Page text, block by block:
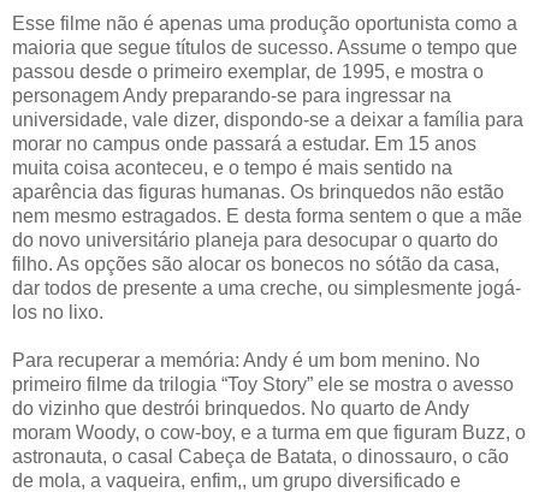
Esse filme não é apenas uma produção oportunista como a
maioria que segue títulos de sucesso. Assume o tempo que
passou desde o primeiro exemplar, de 1995, e mostra o
personagem Andy preparando-se para ingressar na
universidade, vale dizer, dispondo-se a deixar a família para
morar no campus onde passará a estudar. Em 15 anos
muita coisa aconteceu, e o tempo é mais sentido na
aparência das figuras humanas. Os brinquedos não estão
nem mesmo estragados. E desta forma sentem o que a mãe
do novo universitário planeja para desocupar o quarto do
filho. As opções são alocar os bonecos no sótão da casa,
dar todos de presente a uma creche, ou simplesmente jogá-
los no lixo.
Para recuperar a memória: Andy é um bom menino. No
primeiro filme da trilogia “Toy Story” ele se mostra o avesso
do vizinho que destrói brinquedos. No quarto de Andy
moram Woody, o cow-boy, e a turma em que figuram Buzz, o
astronauta, o casal Cabeça de Batata, o dinossauro, o cão
de mola, a vaqueira, enfim,, um grupo diversificado e